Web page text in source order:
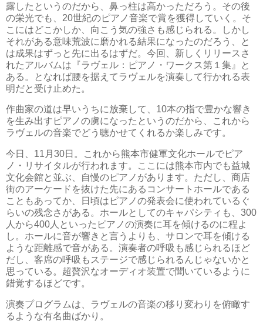
露したというのだから、鼻っ柱は高かっただろう。その後
の栄光でも、20世紀のピアノ音楽で賞を獲得していく。そ
こにはどこかしか、向こう気の強さも感じられる。しかし
それがある意味荒波に磨かれる結果になったのだろう、と
は成果はずっと先に出るはずだ。今回、新しくリリースさ
れたアルバムは『ラヴェル：ピアノ・ワークス第１集』と
ある。となれば腰を据えてラヴェルを演奏して行かれる表
明だと受け止めた。
作曲家の道は早いうちに放棄して、10本の指で豊かな響き
を生み出すピアノの虜になったというのだから、これから
ラヴェルの音楽でどう聴かせてくれるか楽しみです。
今日、11月30日。これから熊本市健軍文化ホールでピア
ノ・リサイタルが行われます。ここには熊本市内でも益城
文化会館と並ぶ、自慢のピアノがあります。ただし、商店
街のアーケードを抜けた先にあるコンサートホールである
こともあってか、日頃はピアノの発表会に使われているぐ
らいの残念さがある。ホールとしてのキャパシティも、300
人から400人といったピアノの演奏に耳を傾けるのに程よ
し。ホールに音が響きと言うよりも、サロンで耳を傾ける
ような距離感で音がある。演奏者の呼吸も感じられるほど
だし、客席の呼吸もステージで感じられるんじゃないかと
思っている。超贅沢なオーディオ装置で聞いているように
錯覚するほどです。
演奏プログラムは、ラヴェルの音楽の移り変わりを俯瞰す
るような有名曲ばかり。